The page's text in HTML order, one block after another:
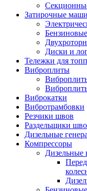
Затирочные
Бензиновые
Диски и
Тележки для
Виброплиты
Виброкатки
Вибротрамбовки
Резчики швов
Раздельщики
Дизельные
Компрессоры
Дизельные